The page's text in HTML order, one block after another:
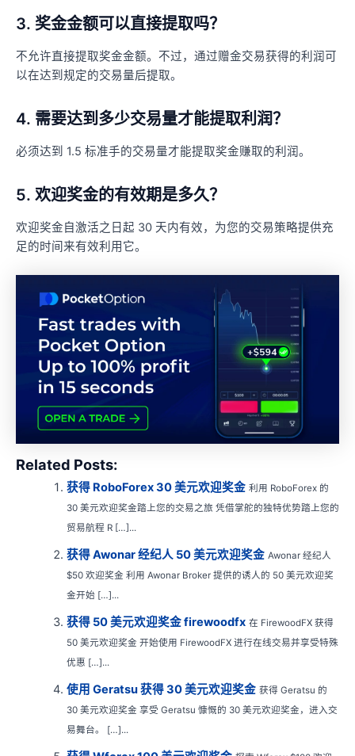
3. 奖金金额可以直接提取吗？
不允许直接提取奖金金额。不过，通过赠金交易获得的利润可
以在达到规定的交易量后提取。
4. 需要达到多少交易量才能提取利润？
必须达到 1.5 标准手的交易量才能提取奖金赚取的利润。
5. 欢迎奖金的有效期是多久？
欢迎奖金自激活之日起 30 天内有效，为您的交易策略提供充
足的时间来有效利用它。
Related Posts:
获得 RoboForex 30 美元欢迎奖金 利用 RoboForex 的
30 美元欢迎奖金踏上您的交易之旅 凭借掌舵的独特优势踏上您的
贸易航程 R […]...
获得 Awonar 经纪人 50 美元欢迎奖金 Awonar 经纪人
$50 欢迎奖金 利用 Awonar Broker 提供的诱人的 50 美元欢迎奖
金开始 […]...
获得 50 美元欢迎奖金 firewoodfx 在 FirewoodFX 获得
50 美元欢迎奖金 开始使用 FirewoodFX 进行在线交易并享受特殊
优惠 […]...
使用 Geratsu 获得 30 美元欢迎奖金 获得 Geratsu 的
30 美元欢迎奖金 享受 Geratsu 慷慨的 30 美元欢迎奖金，进入交
易舞台。 […]...